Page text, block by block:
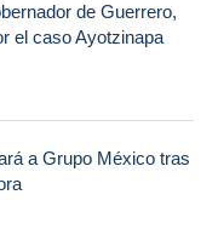
de Guerrero,
el caso Ayotzinapa
a Grupo México tras